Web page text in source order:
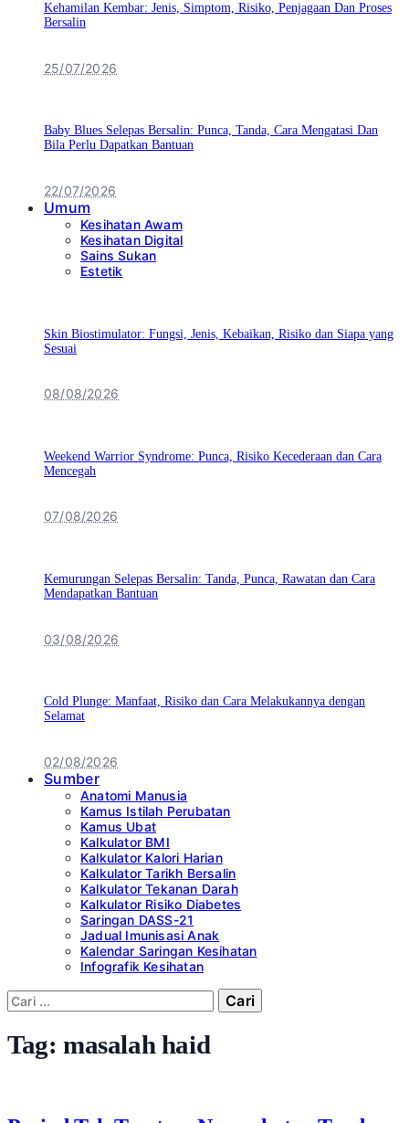
Kehamilan Kembar: Jenis, Simptom, Risiko, Penjagaan Dan Proses
Bersalin
25/07/2026
Baby Blues Selepas Bersalin: Punca, Tanda, Cara Mengatasi Dan
Bila Perlu Dapatkan Bantuan
22/07/2026
Umum
Kesihatan Awam
Kesihatan Digital
Sains Sukan
Estetik
Skin Biostimulator: Fungsi, Jenis, Kebaikan, Risiko dan Siapa yang
Sesuai
08/08/2026
Weekend Warrior Syndrome: Punca, Risiko Kecederaan dan Cara
Mencegah
07/08/2026
Kemurungan Selepas Bersalin: Tanda, Punca, Rawatan dan Cara
Mendapatkan Bantuan
03/08/2026
Cold Plunge: Manfaat, Risiko dan Cara Melakukannya dengan
Selamat
02/08/2026
Sumber
Anatomi Manusia
Kamus Istilah Perubatan
Kamus Ubat
Kalkulator BMI
Kalkulator Kalori Harian
Kalkulator Tarikh Bersalin
Kalkulator Tekanan Darah
Kalkulator Risiko Diabetes
Saringan DASS-21
Jadual Imunisasi Anak
Kalendar Saringan Kesihatan
Infografik Kesihatan
Cari:
Tag: masalah haid